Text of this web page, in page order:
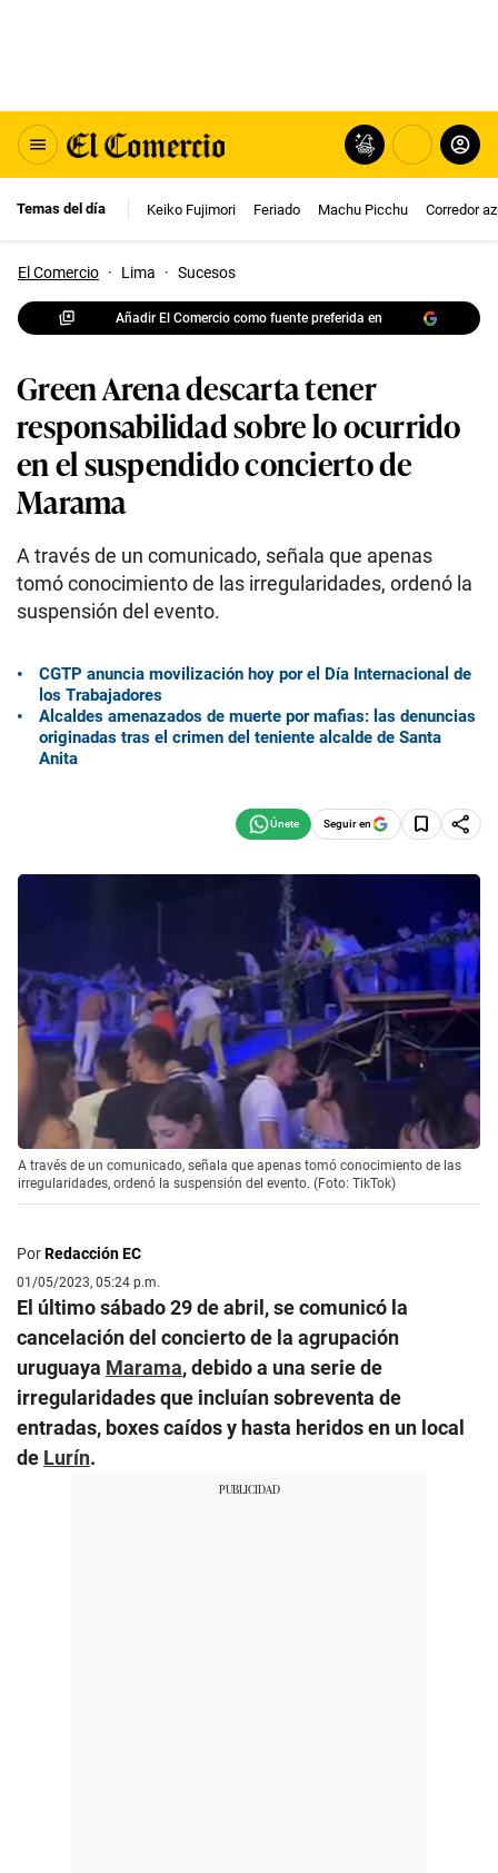
Temas del día Keiko Fujimori Feriado Machu Picchu Corredor
El Comercio · Lima · Sucesos
Añadir El Comercio como fuente preferida en
Green Arena descarta tener
responsabilidad sobre lo ocurrido
en el suspendido concierto de
Marama
A través de un comunicado, señala que apenas
tomó conocimiento de las irregularidades, ordenó la
suspensión del evento.
CGTP anuncia movilización hoy por el Día Internacional de
los Trabajadores
Alcaldes amenazados de muerte por mafias: las denuncias
originadas tras el crimen del teniente alcalde de Santa
Anita
Seguir en
A través de un comunicado, señala que apenas tomó conocimiento de las
irregularidades, ordenó la suspensión del evento. (Foto: TikTok)
PorRedacción EC
01/05/2023, 05:24 p.m.
El último sábado 29 de abril, se comunicó la
cancelación del concierto de la agrupación
uruguaya Marama, debido a una serie de
irregularidades que incluían sobreventa de
entradas, boxes caídos y hasta heridos en un local
de Lurín.